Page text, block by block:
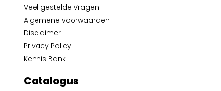
Veel gestelde Vragen
Algemene voorwaarden
Disclaimer
Privacy Policy
Kennis Bank
Catalogus